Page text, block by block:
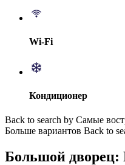
Wi-Fi
Кондиционер
Back to search by Самые
Больше вариантов Back to
Большой дворец: